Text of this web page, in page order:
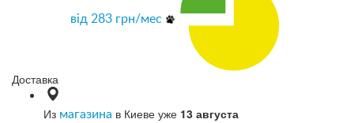
від 283 грн/мес
Доставка
Из магазина в Киеве уже 13 августа